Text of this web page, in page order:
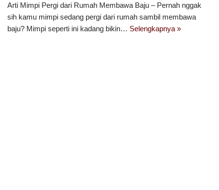
Arti Mimpi Pergi dari Rumah Membawa Baju – Pernah nggak
sih kamu mimpi sedang pergi dari rumah sambil membawa
baju? Mimpi seperti ini kadang bikin… Selengkapnya »